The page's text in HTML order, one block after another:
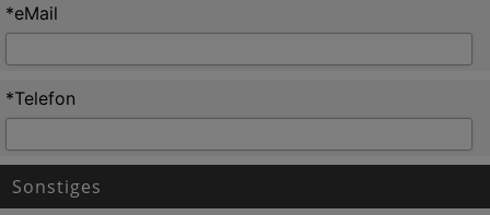
*eMail
*Telefon
Sonstiges